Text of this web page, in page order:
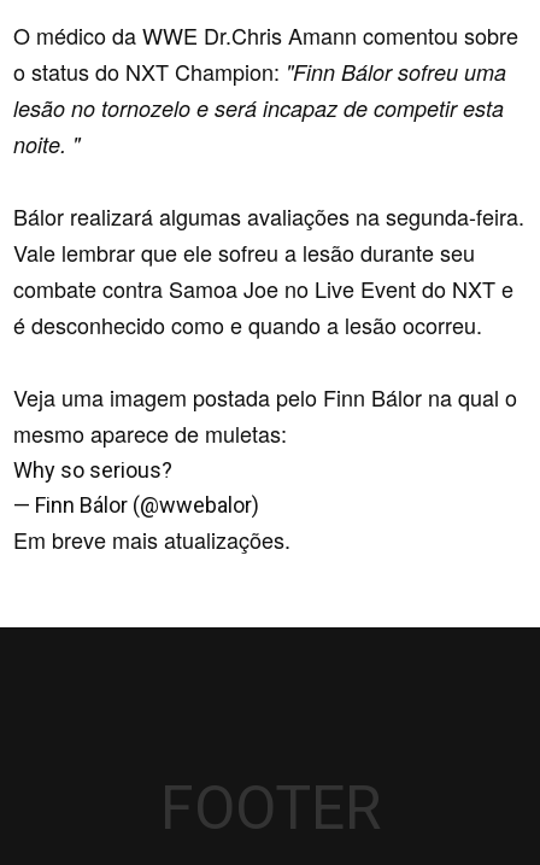
O médico da WWE Dr.Chris Amann comentou sobre
o status do NXT Champion: "Finn Bálor sofreu uma
lesão no tornozelo e será incapaz de competir esta
noite. "
Bálor realizará algumas avaliações na segunda-feira.
Vale lembrar que ele sofreu a lesão durante seu
combate contra Samoa Joe no Live Event do NXT e
é desconhecido como e quando a lesão ocorreu.
Veja uma imagem postada pelo Finn Bálor na qual o
mesmo aparece de muletas:
Why so serious?
— Finn Bálor (@wwebalor)
Em breve mais atualizações.
FOOTER